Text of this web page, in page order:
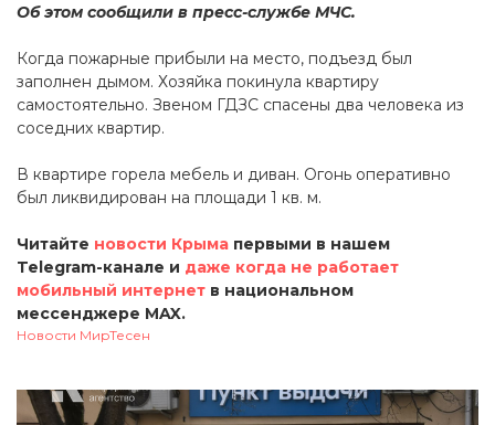
Об этом сообщили в пресс-службе МЧС.
Когда пожарные прибыли на место, подъезд был
заполнен дымом. Хозяйка покинула квартиру
самостоятельно. Звеном ГДЗС спасены два человека из
соседних квартир.
В квартире горела мебель и диван. Огонь оперативно
был ликвидирован на площади 1 кв. м.
Читайте новости Крыма первыми в нашем
Telegram-канале и даже когда не работает
мобильный интернет в национальном
мессенджере MAX.
Новости МирТесен